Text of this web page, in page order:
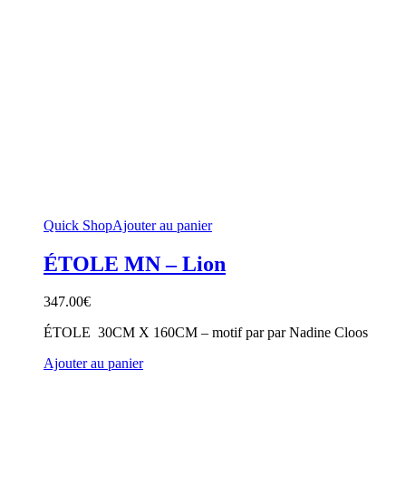
Quick ShopAjouter au panier
ÉTOLE MN – Lion
347.00€
ÉTOLE 30CM X 160CM – motif par par Nadine Cloos
Ajouter au panier